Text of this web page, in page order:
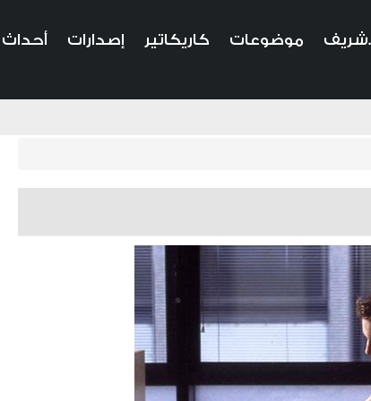
موضوعات كاريكاتير إصدارات أحداث